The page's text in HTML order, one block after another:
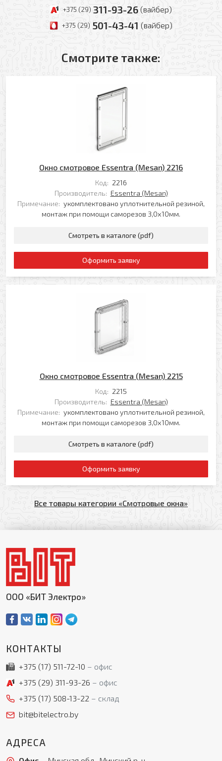
+375 (29) 311-93-26 (вайбер)
+375 (29) 501-43-41 (вайбер)
Смотрите также:
Окно смотровое Essentra (Mesan) 2216
Код: 2216
Производитель: Essentra (Mesan)
Примечание: укомплектовано уплотнительной резиной,
монтаж при помощи саморезов 3,0х10мм.
Смотреть в каталоге (pdf)
Оформить заявку
Окно смотровое Essentra (Mesan) 2215
Код: 2215
Производитель: Essentra (Mesan)
Примечание: укомплектовано уплотнительной резиной,
монтаж при помощи саморезов 3,0х10мм.
Смотреть в каталоге (pdf)
Оформить заявку
Все товары категории «Смотровые окна»
ООО «БИТ Электро»
КОНТАКТЫ
+375 (17) 511-72-10
офис
+375 (29) 311-93-26
офис
+375 (17) 508-13-22
склад
bit@bitelectro.by
АДРЕСА
Я даю свое согласие на обработку моих
персональных данных в соответствии с
* — поля, обязательные для заполнения
Согласен(-на) на получение рассылки
Я даю свое согласие на обработку моих
Политикой обработки персональных данных
* — поля, обязательные для заполнения
Отправить